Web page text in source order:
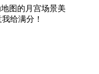
图的月宫场景美
给满分！